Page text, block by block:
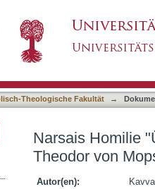
Theologische Fakultät →
Narsais Homilie
Theodor von
Autor(en):